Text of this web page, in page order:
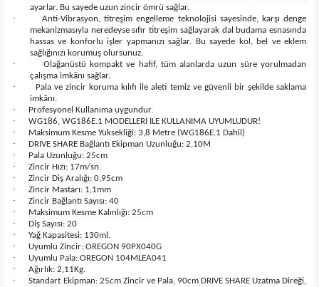
ayarlar. Bu sayede uzun zincir ömrü sağlar.
·
Anti-Vibrasyon, titreşim engelleme teknolojisi sayesinde, karşı denge
mekanizmasıyla neredeyse sıfır titreşim sağlayarak dal budama esnasında
hassas ve konforlu işler yapmanızı sağlar. Bu sayede kol, bel ve eklem
sağlığınızı korumuş olursunuz.
·
Olağanüstü kompakt ve hafif, tüm alanlarda uzun süre yorulmadan
çalışma imkânı sağlar.
·
Pala ve zincir koruma kılıfı ile aleti temiz ve güvenli bir şekilde saklama
imkânı.
· Profesyonel Kullanıma uygundur.
· WG186, WG186E.1 MODELLERİ İLE KULLANIMA UYUMLUDUR!
· Maksimum Kesme Yüksekliği: 3,8 Metre (WG186E.1 Dahil)
· DRIVE SHARE Bağlantı Ekipman Uzunluğu: 2,10M
· Pala Uzunluğu: 25cm
· Zincir Hızı: 17m/sn.
· Zincir Diş Aralığı: 0,95cm
· Zincir Mastarı: 1,1mm
· Zincir Bağlantı Sayısı: 40
· Maksimum Kesme Kalınlığı: 25cm
· Diş Sayısı: 20
· Yağ Kapasitesi: 130ml.
· Uyumlu Zincir: OREGON 90PX040G
· Uyumlu Pala: OREGON 104MLEA041
· Ağırlık: 2,11Kg.
·
Standart Ekipman: 25cm Zincir ve Pala, 90cm DRIVE SHARE Uzatma Direği,